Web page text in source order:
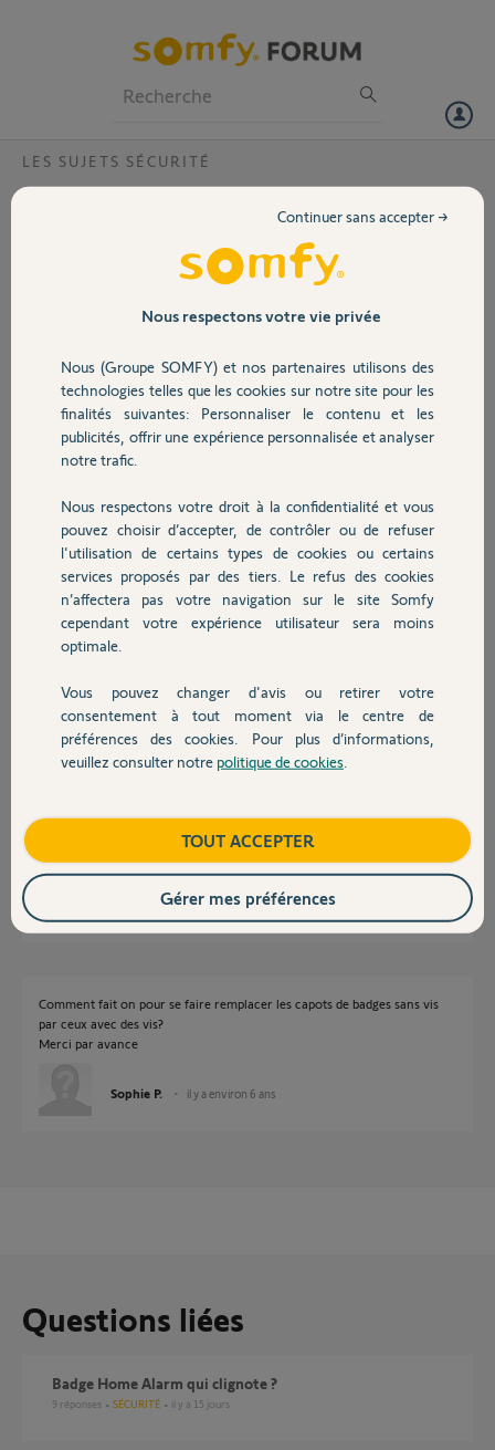
Volet
Sécurité
Domotique
Chauffage
Autres produits
Devis avec un pro
Contact
LES SUJETS SÉCURITÉ
Remplacement SAV badges home alarm
J'ai pu constater que Somfy a procédé à plusieurs échanges sur ce
badges home alarm par de nouveaux modèle équipés de vis pour
Pouvez m'indiquer quelle est la procédure pour remplacer ceux de
mon équipement, j'en ai 2.
D'avance merci au Yellow qui pourra m'aider.
il y a environ 6 ans
Participer au fil de discussion
Réponses
Je possède une alarme avec les badges pour les enfants
dans une poche l alarme peut facilement se mettre en route
Avez vous corrigé ce problème?
Sophie P. il y a environ 6 ans
Comment fait on pour se faire remplacer les capots de badges sans vis
par ceux avec des vis?
Merci par avance
Sophie P. il y a environ 6 ans
Questions liées
Badge Home Alarm qui clignote ?
9 réponses SÉCURITÉ il y a 15 jours
Nous respectons votre vie privée
Nous (Groupe SOMFY) et nos partenaires utilisons des
technologies telles que les cookies sur notre site pour les
finalités suivantes: Personnaliser le contenu et les
publicités, offrir une expérience personnalisée et analyser
notre trafic.
Nous respectons votre droit à la confidentialité et vous
pouvez choisir d’accepter, de contrôler ou de refuser
l'utilisation de certains types de cookies ou certains
services proposés par des tiers. Le refus des cookies
n’affectera pas votre navigation sur le site Somfy
cependant votre expérience utilisateur sera moins
optimale.
Vous pouvez changer d'avis ou retirer votre
consentement à tout moment via le centre de
préférences des cookies. Pour plus d’informations,
veuillez consulter notre politique de cookies
Continuer sans accepter →
TOUT ACCEPTER
Gérer mes préférences